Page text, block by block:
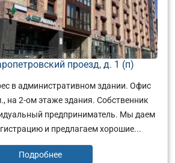
проезд, д. 1 (п)
в административном здании. Офис
на 2-ом этаже здания. Собственник
предприниматель. Мы даем
и предлагаем хорошие...
Подробнее